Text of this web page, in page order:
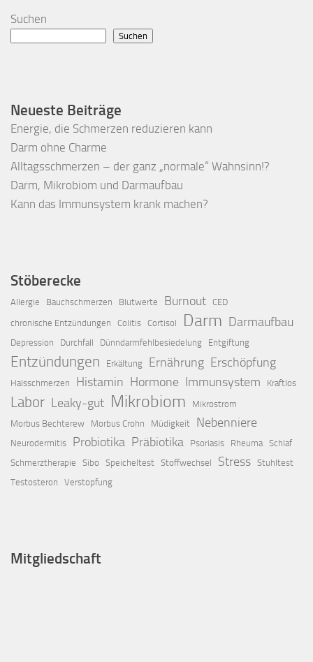
Suchen
Suchen
Neueste Beiträge
Energie, die Schmerzen reduzieren kann
Darm ohne Charme
Alltagsschmerzen – der ganz „normale“ Wahnsinn!?
Darm, Mikrobiom und Darmaufbau
Kann das Immunsystem krank machen?
Stöberecke
Allergie Bauchschmerzen Blutwerte Burnout
CED
chronische Entzündungen
Colitis Cortisol Darm Darmaufbau
Depression Durchfall Dünndarmfehlbesiedelung Entgiftung
Entzündungen Erkältung Ernährung Erschöpfung
Halsschmerzen Histamin Hormone Immunsystem Kraftlos
Labor Leaky-gut Mikrobiom
Mikrostrom
Morbus Bechterew
Morbus Crohn Müdigkeit Nebenniere
Neurodermitis Probiotika Präbiotika Psoriasis Rheuma Schlaf
Schmerztherapie
Sibo Speicheltest Stoffwechsel Stress Stuhltest
Testosteron
Verstopfung
Mitgliedschaft